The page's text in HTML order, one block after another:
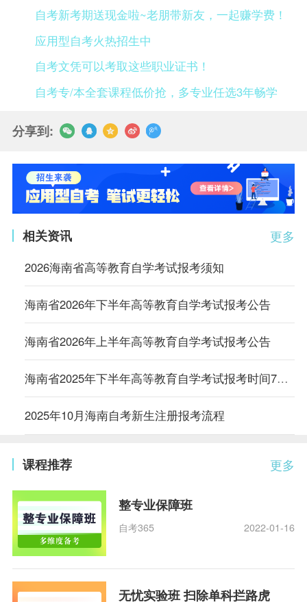
自考新考期送现金啦~老朋带新友，一起赚学费！
应用型自考火热招生中
自考文凭可以考取这些职业证书！
自考专/本全套课程低价抢，多专业任选3年畅学
分享到:
更多
相关资讯
2026海南省高等教育自学考试报考须知
海南省2026年下半年高等教育自学考试报考公告
海南省2026年上半年高等教育自学考试报考公告
海南省2025年下半年高等教育自学考试报考时间7月3日-12日
2025年10月海南自考新生注册报考流程
更多
课程推荐
整专业保障班
自考365 2022-01-16
无忧实验班 扫除单科拦路虎